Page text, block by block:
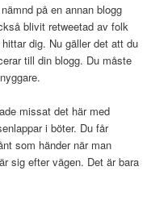
på en annan blogg
blivit retweetad av folk
dig. Nu gäller det att du
till din blogg. Du måste
missat det här med
i böter. Du får
som händer när man
sig efter vägen. Det är bara